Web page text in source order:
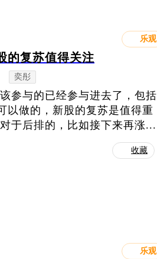
乐观
复苏值得关注
奕彤
参与的已经参与进去了，包括
以做的，新股的复苏是值得重
于后排的，比如接下来再涨...
收藏
乐观